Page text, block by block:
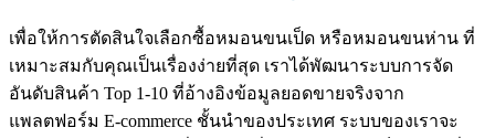
เพื่อให้การตัดสินใจเลือกซื้อหมอนขนเป็ด หรือหมอนขนห่าน ที่
เหมาะสมกับคุณเป็นเรื่องง่ายที่สุด เราได้พัฒนาระบบการจัด
อันดับสินค้า Top 1-10 ที่อ้างอิงข้อมูลยอดขายจริงจาก
แพลตฟอร์ม E-commerce ชั้นนำของประเทศ ระบบของเราจะ